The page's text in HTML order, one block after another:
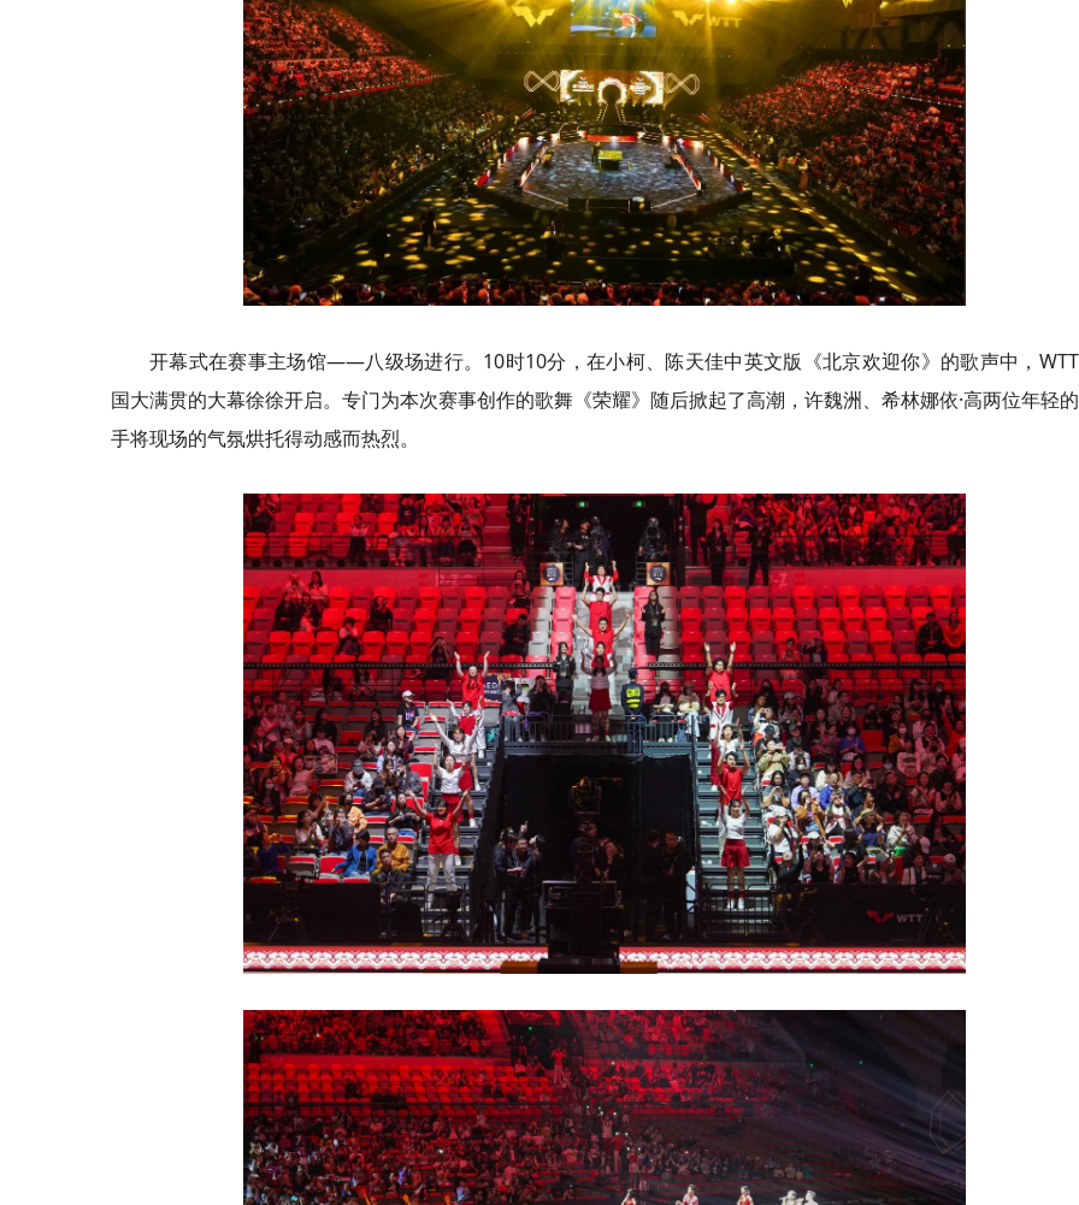
开幕式在赛事主场馆——八级场进行。10时10分，在小柯、陈天佳中英文版《北京欢迎你》的歌声中，
国大满贯的大幕徐徐开启。专门为本次赛事创作的歌舞《荣耀》随后掀起了高潮，许魏洲、希林娜依·高两位年轻
手将现场的气氛烘托得动感而热烈。